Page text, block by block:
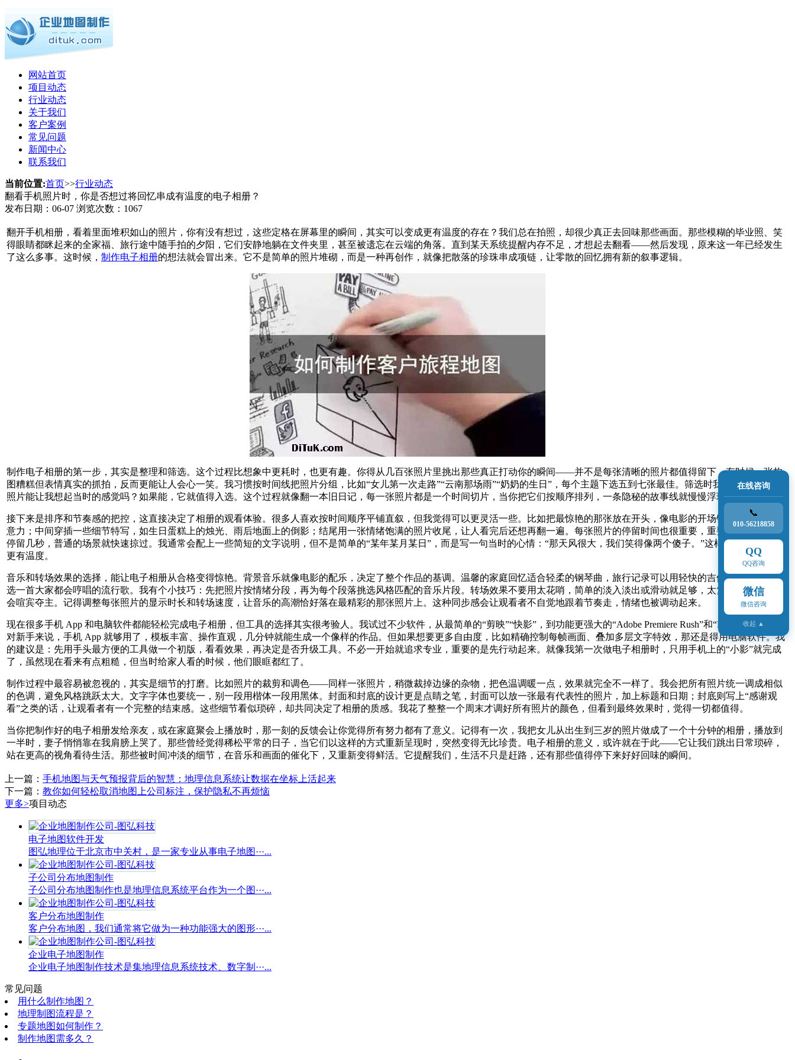
网站首页
项目动态
行业动态
关于我们
客户案例
常见问题
新闻中心
联系我们
当前位置:首页>>行业动态
翻看手机照片时，你是否想过将回忆串成有温度的电子相册？
发布日期： 06-07 浏览次数： 1067
翻开手机相册，看着里面堆积如山的照片，你有没有想过，这些定格在屏幕里的瞬间，其实可以变成更有温度的存在？我们总在拍照，却很少真正去回味那些画面。那些模糊的毕业照、笑
得眼睛都眯起来的全家福、旅行途中随手拍的夕阳，它们安静地躺在文件夹里，甚至被遗忘在云端的角落。直到某天系统提醒内存不足，才想起去翻看——然后发现，原来这一年已经发生
了这么多事。这时候， 制作电子相册的想法就会冒出来。它不是简单的照片堆砌，而是一种再创作，就像把散落的珍珠串成项链，让零散的回忆拥有新的叙事逻辑。
制作电子相册的第一步，其实是整理和筛选。这个过程比想象中更耗时，也更有趣。你得从几百张照片里挑出那些真正打动你的瞬间——并不是每张清晰的照片都值得留下，有时候一张构
图糟糕但表情真实的抓拍，反而更能让人会心一笑。我习惯按时间线把照片分组，比如“女儿第一次走路”“云南那场雨”“奶奶的生日”，每个主题下选五到七张最佳。筛选时我会问自己：这张
照片能让我想起当时的感觉吗？如果能，它就值得入选。这个过程就像翻一本旧日记，每一张照片都是一个时间切片，当你把它们按顺序排列，一条隐秘的故事线就慢慢浮现。
接下来是排序和节奏感的把控，这直接决定了相册的观看体验。很多人喜欢按时间顺序平铺直叙，但我觉得可以更灵活一些。比如把最惊艳的那张放在开头，像电影的开场镜头一样抓住注
意力；中间穿插一些细节特写，如生日蛋糕上的烛光、雨后地面上的倒影；结尾用一张情绪饱满的照片收尾，让人看完后还想再翻一遍。每张照片的停留时间也很重要，重要的画面可以多
停留几秒，普通的场景就快速掠过。我通常会配上一些简短的文字说明，但不是简单的“某年某月某日”，而是写一句当时的心情：“那天风很大，我们笑得像两个傻子。”这样的文字比日期
更有温度。
音乐和转场效果的选择，能让电子相册从合格变得惊艳。背景音乐就像电影的配乐，决定了整个作品的基调。温馨的家庭回忆适合轻柔的钢琴曲，旅行记录可以用轻快的吉他，毕业纪念则
选一首大家都会哼唱的流行歌。我有个小技巧：先把照片按情绪分段，再为每个段落挑选风格匹配的音乐片段。转场效果不要用太花哨，简单的淡入淡出或滑动就足够，太复杂的特效反而
会喧宾夺主。记得调整每张照片的显示时长和转场速度，让音乐的高潮恰好落在最精彩的那张照片上。这种同步感会让观看者不自觉地跟着节奏走，情绪也被调动起来。
现在很多手机 App 和电脑软件都能轻松完成电子相册，但工具的选择其实很考验人。我试过不少软件，从最简单的“剪映”“快影”，到功能更强大的“Adobe Premiere Rush”和“Final Cut Pro”。
对新手来说，手机 App 就够用了，模板丰富、操作直观，几分钟就能生成一个像样的作品。但如果想要更多自由度，比如精确控制每帧画面、叠加多层文字特效，那还是得用电脑软件。我
的建议是：先用手头最方便的工具做一个初版，看看效果，再决定是否升级工具。不必一开始就追求专业，重要的是先行动起来。就像我第一次做电子相册时，只用手机上的“小影”就完成
了，虽然现在看来有点粗糙，但当时给家人看的时候，他们眼眶都红了。
制作过程中最容易被忽视的，其实是细节的打磨。比如照片的裁剪和调色——同样一张照片，稍微裁掉边缘的杂物，把色温调暖一点，效果就完全不一样了。我会把所有照片统一调成相似
的色调，避免风格跳跃太大。文字字体也要统一，别一段用楷体一段用黑体。封面和封底的设计更是点睛之笔，封面可以放一张最有代表性的照片，加上标题和日期；封底则写上“感谢观
看”之类的话，让观看者有一个完整的结束感。这些细节看似琐碎，却共同决定了相册的质感。我花了整整一个周末才调好所有照片的颜色，但看到最终效果时，觉得一切都值得。
当你把制作好的电子相册发给亲友，或在家庭聚会上播放时，那一刻的反馈会让你觉得所有努力都有了意义。记得有一次，我把女儿从出生到三岁的照片做成了一个十分钟的相册，播放到
一半时，妻子悄悄靠在我肩膀上哭了。那些曾经觉得稀松平常的日子，当它们以这样的方式重新呈现时，突然变得无比珍贵。电子相册的意义，或许就在于此——它让我们跳出日常琐碎，
站在更高的视角看待生活。那些被时间冲淡的细节，在音乐和画面的催化下，又重新变得鲜活。它提醒我们，生活不只是赶路，还有那些值得停下来好好回味的瞬间。
上一篇： 手机地图与天气预报背后的智慧：地理信息系统让数据在坐标上活起来
下一篇： 教你如何轻松取消地图上公司标注，保护隐私不再烦恼
更多>项目动态
电子地图软件开发
图弘地理位于北京市中关村，是一家专业从事电子地图···...
子公司分布地图制作
子公司分布地图制作也是地理信息系统平台作为一个图···...
客户分布地图制作
客户分布地图，我们通常将它做为一种功能强大的图形···...
企业电子地图制作
企业电子地图制作技术是集地理信息系统技术、数字制···...
常见问题
用什么制作地图？
地理制图流程是？
专题地图如何制作？
制作地图需多久？
在线咨询
📞
010-56218858
QQ
QQ咨询
微信
微信咨询
收起 ▲